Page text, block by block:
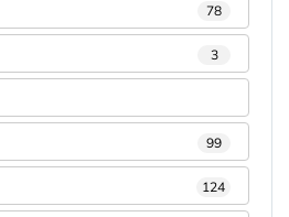
78
3
99
124